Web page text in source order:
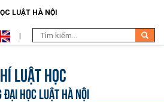
LUẬT HÀ NỘI
Luật học
ĐẠI HỌC LUẬT HÀ NỘI